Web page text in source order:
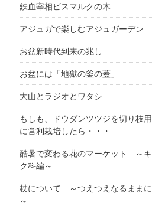
鉄血宰相ビスマルクの木
アジュガで楽しむアジュガーデン
お盆新時代到来の兆し
お盆には「地獄の釜の蓋」
大山とラジオとワタシ
もしも、ドウダンツツジを切り枝用
に営利栽培したら・・・
酷暑で変わる花のマーケット ～キ
ク科編～
杖について ～つえつえなるままに
～